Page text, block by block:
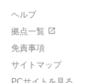
ヘルプ
拠点一覧
免責事項
サイトマップ